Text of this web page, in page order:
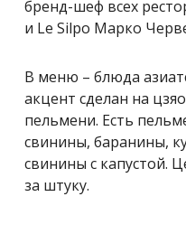
бренд-шеф всех
и Le Silpo Марко
В меню – блюда
акцент сделан на
пельмени. Есть
свинины, баранины,
свинины с капустой.
за штуку.